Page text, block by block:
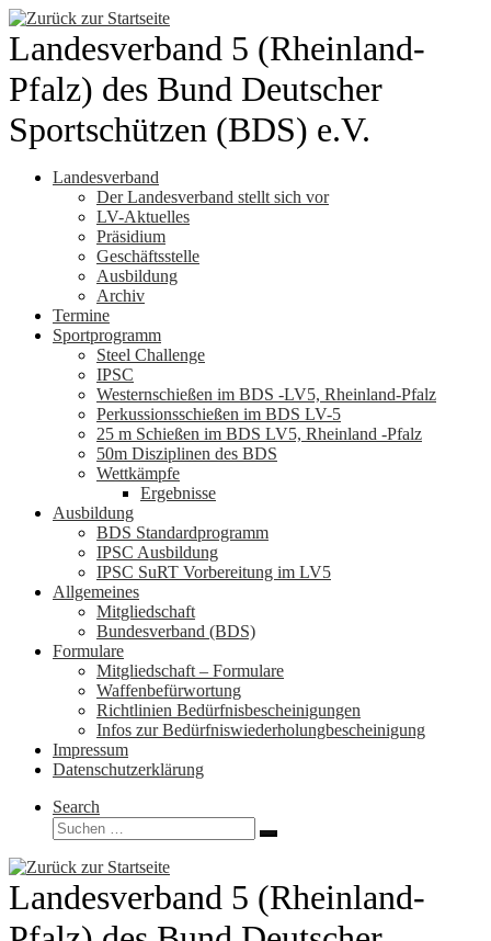
Zum
Inhalt
springen
Landesverband 5 (Rheinland-
Pfalz) des Bund Deutscher
Sportschützen (BDS) e.V.
Landesverband
Der Landesverband stellt sich vor
LV-Aktuelles
Präsidium
Geschäftsstelle
Ausbildung
Archiv
Termine
Sportprogramm
Steel Challenge
IPSC
Westernschießen im BDS -LV5, Rheinland-Pfalz
Perkussionsschießen im BDS LV-5
25 m Schießen im BDS LV5, Rheinland -Pfalz
50m Disziplinen des BDS
Wettkämpfe
Ergebnisse
Ausbildung
BDS Standardprogramm
IPSC Ausbildung
IPSC SuRT Vorbereitung im LV5
Allgemeines
Mitgliedschaft
Bundesverband (BDS)
Formulare
Mitgliedschaft – Formulare
Waffenbefürwortung
Richtlinien Bedürfnisbescheinigungen
Infos zur Bedürfniswiederholungbescheinigung
Impressum
Datenschutzerklärung
Search
Suche
Suchen …
Landesverband 5 (Rheinland-